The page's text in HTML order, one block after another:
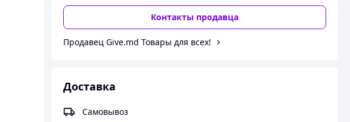
Контакты продавца
Продавец Give.md Товары для всех!
Доставка
Самовывоз